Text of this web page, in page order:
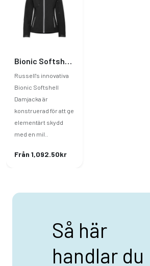
Bionic Softshell Jacka Dam
Russell's innovativa
Bionic Softshell
Damjacka är
konstruerad för att ge
elementärt skydd
med en mil..
Från 1,092.50kr
Så här
handlar du